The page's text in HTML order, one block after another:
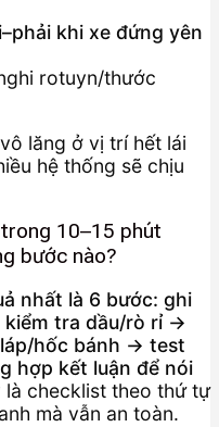
khi xe đứng yên
rotuyn/thước
lăng ở vị trí hết lái
hệ thống sẽ chịu
10–15 phút
bước nào?
nhất là 6 bước: ghi
tra dầu/rò rỉ →
hốc bánh → test
hợp kết luận để nói
là checklist theo thứ tự
mà vẫn an toàn.